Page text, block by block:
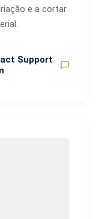
e a cortar
Support